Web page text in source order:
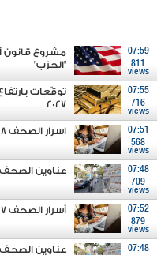
07:59
811
views
مشروع قانون
"الحزب"
07:55
716
views
2027
07:51
568
views
اسرار الصحف 8 آب 2026
07:48
709
views
عناوين الصحف 8 آب 2026
07:52
879
views
أسرار الصحف 7 آب 2026
07:48
عناوين الصحف 7 آب 2026